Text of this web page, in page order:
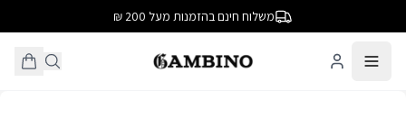
משלוח חינם בהזמנות מעל 200 ₪
/6